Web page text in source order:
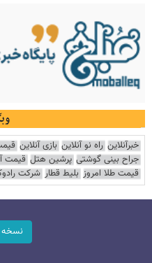
خبرآنلاین راه نو آنلاین بازی آنلاین
جراح بینی گوشتی پرشین هتل قیمت
قیمت طلا امروز بلیط قطار شرکت